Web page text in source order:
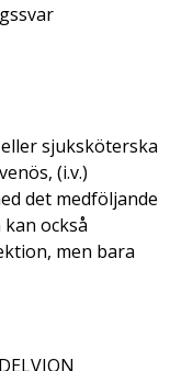
sjuksköterska
(i.v.)
det medföljande
också
men bara